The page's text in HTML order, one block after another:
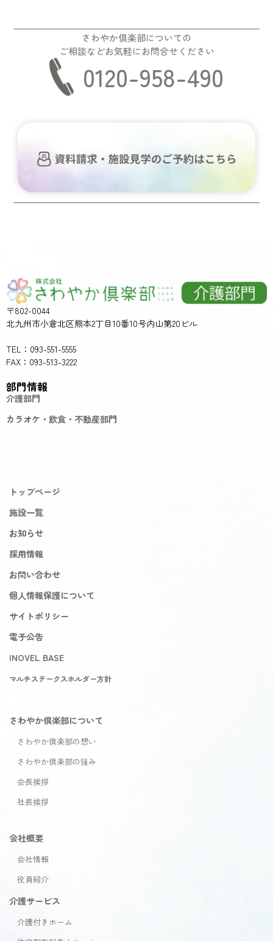
さわやか倶楽部についての
ご相談などお気軽にお問合せください
0120-958-490
〒802-0044
北九州市小倉北区熊本2丁目10番10号内山第20ビル
TEL：093-551-5555
FAX：093-513-3222
部門情報
介護部門
カラオケ・飲食・不動産部門
トップページ
施設一覧
お知らせ
採用情報
お問い合わせ
個人情報保護について
サイトポリシー
電子公告
INOVEL BASE
マルチステークスホルダー方針
さわやか倶楽部について
さわやか倶楽部の想い
さわやか倶楽部の強み
会長挨拶
社長挨拶
会社概要
会社情報
役員紹介
介護サービス
介護付きホーム